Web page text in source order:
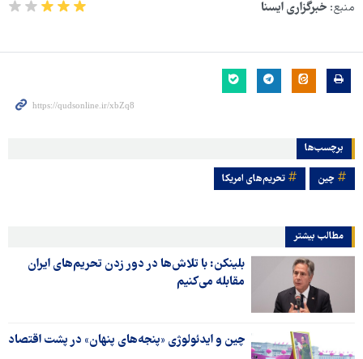
منبع: خبرگزاری ایسنا
برچسب‌ها
چین تحریم‌های امریکا
مطالب بیشتر
بلینکن: با تلاش‌ها در دور زدن تحریم‌های ایران
مقابله می‌کنیم
چین و ایدئولوژی «پنجه‌های پنهان» در پشت اقتصاد